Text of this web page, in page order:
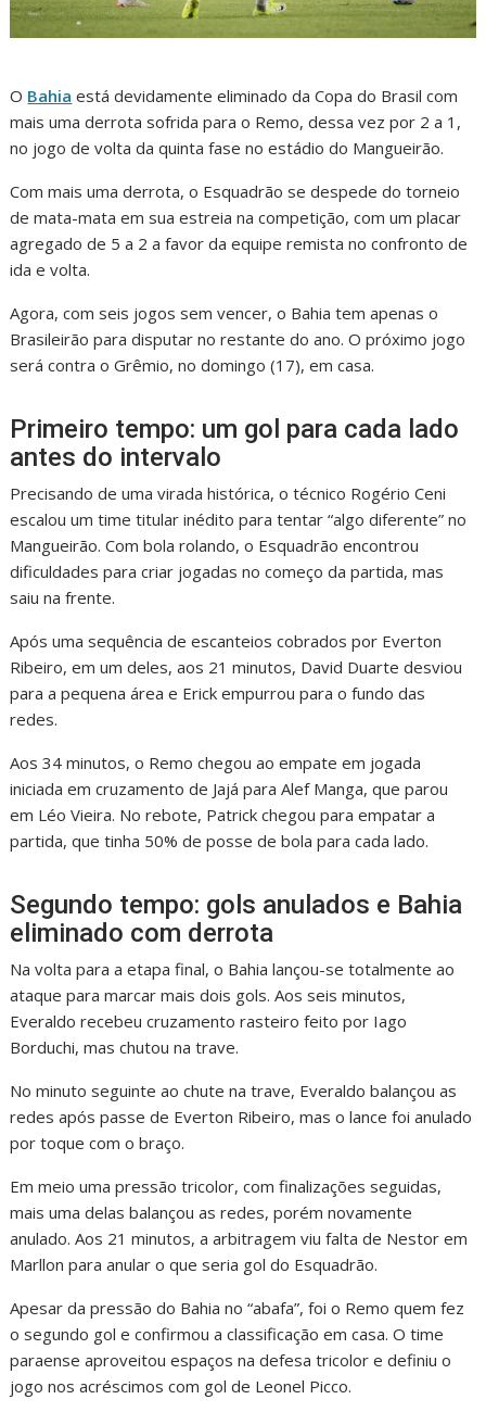
O Bahia está devidamente eliminado da Copa do Brasil com
mais uma derrota sofrida para o Remo, dessa vez por 2 a 1,
no jogo de volta da quinta fase no estádio do Mangueirão.
Com mais uma derrota, o Esquadrão se despede do torneio
de mata-mata em sua estreia na competição, com um placar
agregado de 5 a 2 a favor da equipe remista no confronto de
ida e volta.
Agora, com seis jogos sem vencer, o Bahia tem apenas o
Brasileirão para disputar no restante do ano. O próximo jogo
será contra o Grêmio, no domingo (17), em casa.
Primeiro tempo: um gol para cada lado
antes do intervalo
Precisando de uma virada histórica, o técnico Rogério Ceni
escalou um time titular inédito para tentar “algo diferente” no
Mangueirão. Com bola rolando, o Esquadrão encontrou
dificuldades para criar jogadas no começo da partida, mas
saiu na frente.
Após uma sequência de escanteios cobrados por Everton
Ribeiro, em um deles, aos 21 minutos, David Duarte desviou
para a pequena área e Erick empurrou para o fundo das
redes.
Aos 34 minutos, o Remo chegou ao empate em jogada
iniciada em cruzamento de Jajá para Alef Manga, que parou
em Léo Vieira. No rebote, Patrick chegou para empatar a
partida, que tinha 50% de posse de bola para cada lado.
Segundo tempo: gols anulados e Bahia
eliminado com derrota
Na volta para a etapa final, o Bahia lançou-se totalmente ao
ataque para marcar mais dois gols. Aos seis minutos,
Everaldo recebeu cruzamento rasteiro feito por Iago
Borduchi, mas chutou na trave.
No minuto seguinte ao chute na trave, Everaldo balançou as
redes após passe de Everton Ribeiro, mas o lance foi anulado
por toque com o braço.
Em meio uma pressão tricolor, com finalizações seguidas,
mais uma delas balançou as redes, porém novamente
anulado. Aos 21 minutos, a arbitragem viu falta de Nestor em
Marllon para anular o que seria gol do Esquadrão.
Apesar da pressão do Bahia no “abafa”, foi o Remo quem fez
o segundo gol e confirmou a classificação em casa. O time
paraense aproveitou espaços na defesa tricolor e definiu o
jogo nos acréscimos com gol de Leonel Picco.